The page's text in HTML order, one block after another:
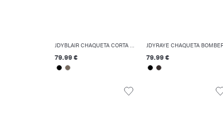
79.99 €
JDYRAYE CHAQUETA
79.99 €